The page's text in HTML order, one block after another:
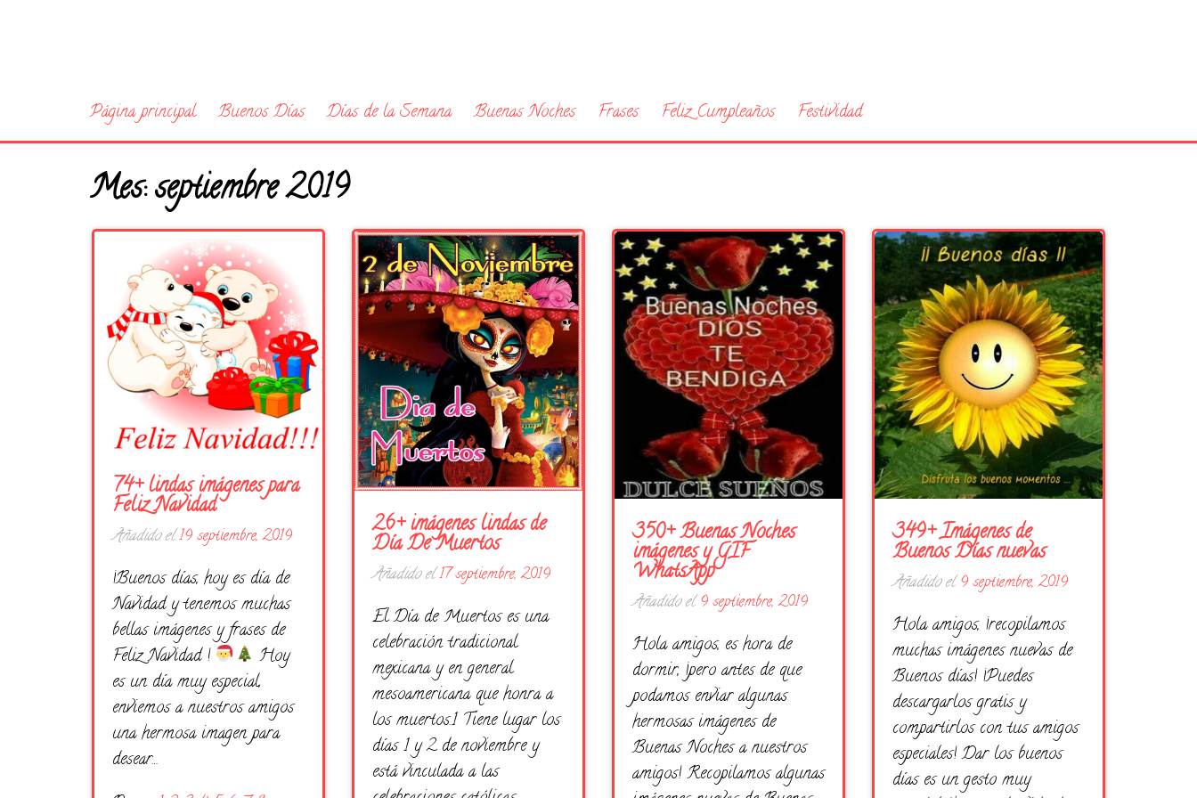
Página principal Buenos Días Días de la Semana Buenas Noches Frases Feliz Cumpleaños Festividad
Mes:septiembre 2019
74+ lindas imágenes para
Feliz Navidad
Añadido el19 septiembre, 2019
¡Buenos días, hoy es día de
Navidad y tenemos muchas
bellas imágenes y frases de
Feliz Navidad !
Hoy
es un día muy especial,
enviemos a nuestros amigos
una hermosa imagen para
desear…
26+ imágenes lindas de
Día De Muertos
Añadido el17 septiembre, 2019
El Día de Muertos es una
celebración tradicional
mexicana y en general
mesoamericana que honra a
los muertos.1​ Tiene lugar los
días 1 y 2 de noviembre y
está vinculada a las
350+ Buenas Noches
imágenes y GIF
WhatsApp
Añadido el9 septiembre, 2019
Hola amigos, es hora de
dormir, ¡pero antes de que
podamos enviar algunas
hermosas imágenes de
Buenas Noches a nuestros
amigos! Recopilamos algunas
349+ Imágenes de
Buenos Días nuevas
Añadido el9 septiembre, 2019
Hola amigos, ¡recopilamos
muchas imágenes nuevas de
Buenos días! ¡Puedes
descargarlos gratis y
compartirlos con tus amigos
especiales! Dar los buenos
días es un gesto muy